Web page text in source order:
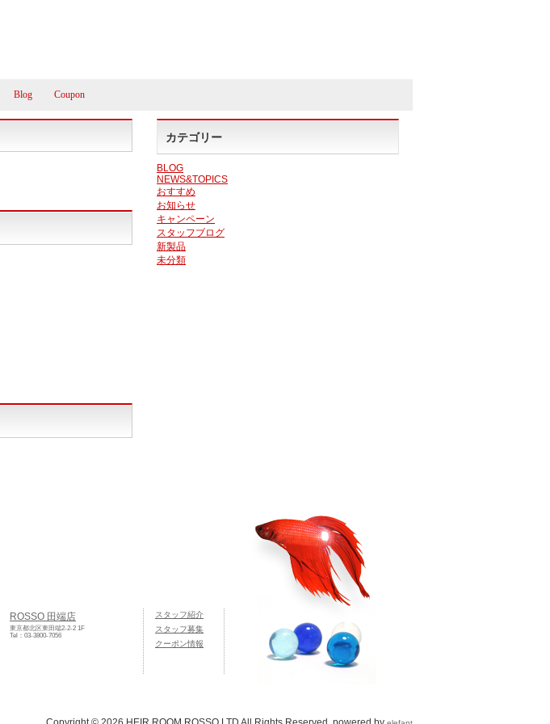
Blog Coupon
カテゴリー
BLOG
NEWS&TOPICS
おすすめ
お知らせ
キャンペーン
スタッフブログ
新製品
未分類
ROSSO 田端店
東京都北区東田端2-2-2 1F
Tel：03-3800-7056
スタッフ紹介
スタッフ募集
クーポン情報